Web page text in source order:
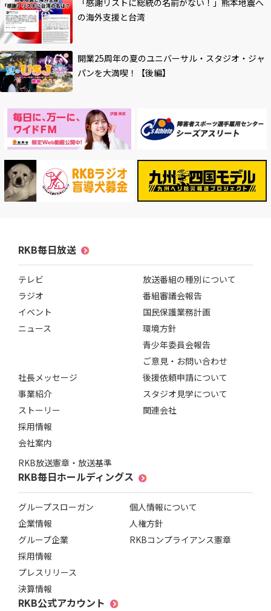
の海外支援と台湾
開業25周年の夏のユニバーサル・スタジオ・ジャ
パンを大満喫！【後編】
RKB毎日放送
テレビ
ラジオ
イベント
ニュース
社長メッセージ
事業紹介
ストーリー
採用情報
会社案内
RKB放送憲章・放送基準
放送番組の種別について
番組審議会報告
国民保護業務計画
環境方針
青少年委員会報告
ご意見・お問い合わせ
後援依頼申請について
スタジオ見学について
関連会社
RKB毎日ホールディングス
グループスローガン
企業情報
グループ企業
採用情報
プレスリリース
決算情報
個人情報について
人権方針
RKBコンプライアンス憲章
RKB公式アカウント